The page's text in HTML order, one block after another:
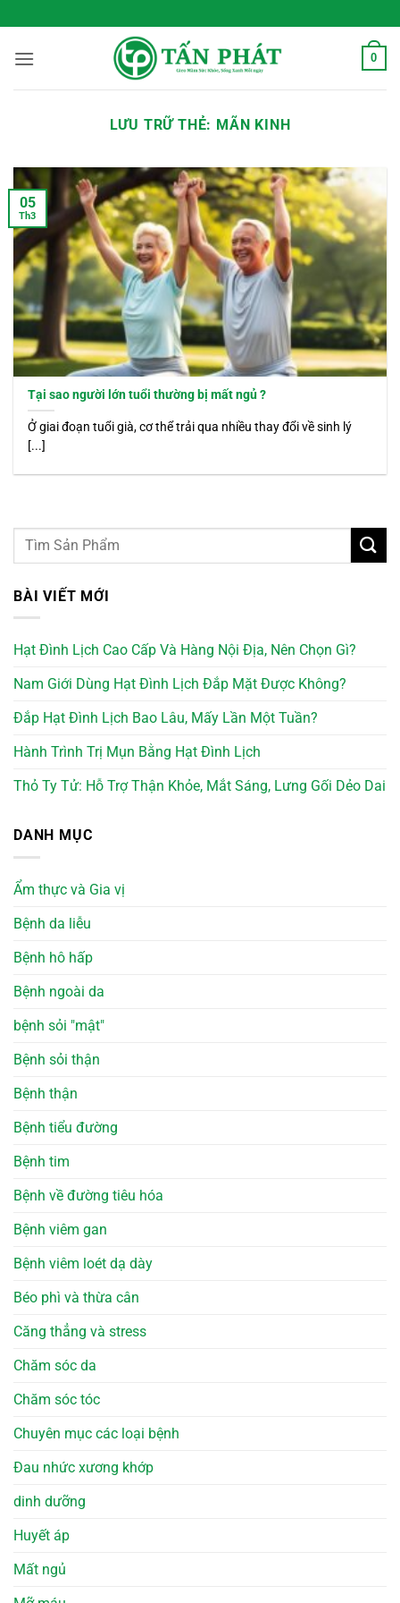
qua
nội
0
LƯU TRỮ THẺ: MÃN KINH
Tại sao người lớn tuổi thường bị mất ngủ ?
Ở giai đoạn tuổi già, cơ thể trải qua nhiều thay đổi về sinh lý
[...]
05
Th3
BÀI VIẾT MỚI
Hạt Đình Lịch Cao Cấp Và Hàng Nội Địa, Nên Chọn Gì?
Nam Giới Dùng Hạt Đình Lịch Đắp Mặt Được Không?
Đắp Hạt Đình Lịch Bao Lâu, Mấy Lần Một Tuần?
Hành Trình Trị Mụn Bằng Hạt Đình Lịch
Thỏ Ty Tử: Hỗ Trợ Thận Khỏe, Mắt Sáng, Lưng Gối Dẻo Dai
DANH MỤC
Ẩm thực và Gia vị
Bệnh da liễu
Bệnh hô hấp
Bệnh ngoài da
bệnh sỏi "mật"
Bệnh sỏi thận
Bệnh thận
Bệnh tiểu đường
Bệnh tim
Bệnh về đường tiêu hóa
Bệnh viêm gan
Bệnh viêm loét dạ dày
Béo phì và thừa cân
Căng thẳng và stress
Chăm sóc da
Chăm sóc tóc
Chuyên mục các loại bệnh
Đau nhức xương khớp
dinh dưỡng
Huyết áp
Mất ngủ